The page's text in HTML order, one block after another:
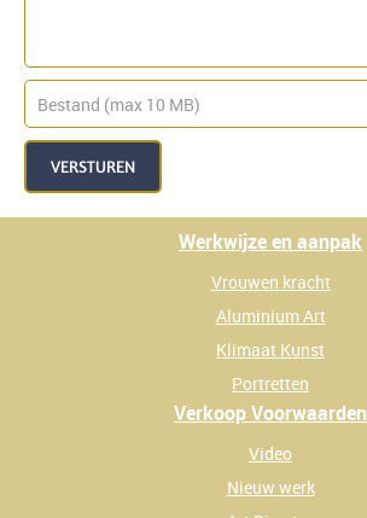
VERSTUREN
Werkwijze en aanpak
Vrouwen kracht
Aluminium Art
Klimaat Kunst
Portretten
Verkoop Voorwaarden
Video
Nieuw werk